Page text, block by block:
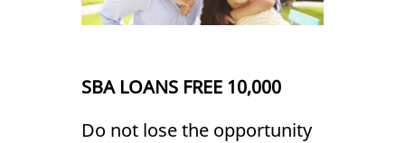
Tax Preparation
Accounting
Title Transfer
SBA LOANS FREE 10,000
Do not lose the opportunity